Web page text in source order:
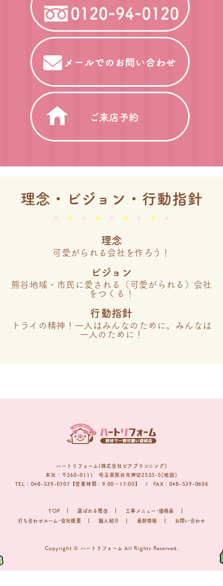
理念・ビジョン・行動指針
理念
可愛がられる会社を作ろう！
ビジョン
熊谷地域・市民に愛される（可愛がられる）会社
をつくる！
行動指針
トライの精神！一人はみんなのために。みんなは
一人のために！
ハートリフォーム(株式会社ピアプランニング)
本社：〒360-0111 埼玉県熊谷市押切2533-5[地図]
TEL：048-539-0707【営業時間：9:00〜17:00】 / FAX：048-539-0606
TOP 選ばれる理由
工事メニュー･価格表
打ち合わせルーム･会社概要
職人紹介 最新情報 お問い合わせ
Copyright © ハートリフォーム All Rights Reserved.